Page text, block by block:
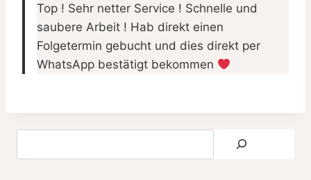
Top ! Sehr netter Service ! Schnelle und
saubere Arbeit ! Hab direkt einen
Folgetermin gebucht und dies direkt per
WhatsApp bestätigt bekommen